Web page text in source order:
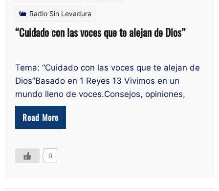
Radio Sin Levadura
“Cuidado con las voces que te alejan de Dios”
Tema: “Cuidado con las voces que te alejan de
Dios”Basado en 1 Reyes 13 Vivimos en un
mundo lleno de voces.Consejos, opiniones,
Read More
0